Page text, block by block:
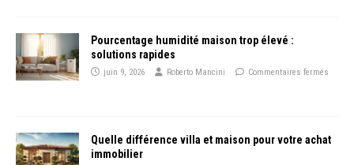
Pourcentage humidité maison trop élevé :
solutions rapides
juin 9, 2026 Roberto Mancini Commentaires fermés
Quelle différence villa et maison pour votre achat
immobilier